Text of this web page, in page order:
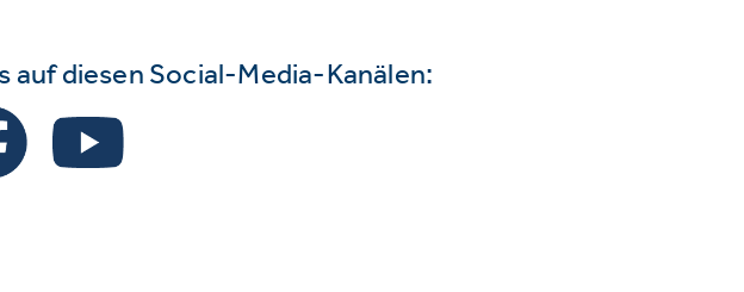
auf diesen Social-Media-Kanälen: